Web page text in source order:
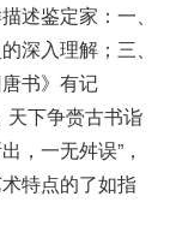
述鉴定家：一、
深入理解；三、
书》有记
天下争赍古书诣
，一无舛误”，
特点的了如指